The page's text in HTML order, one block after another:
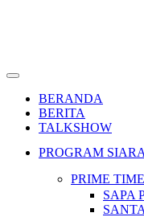
BERANDA
BERITA
TALKSHOW
PROGRAM
PRIME TIME
SAPA